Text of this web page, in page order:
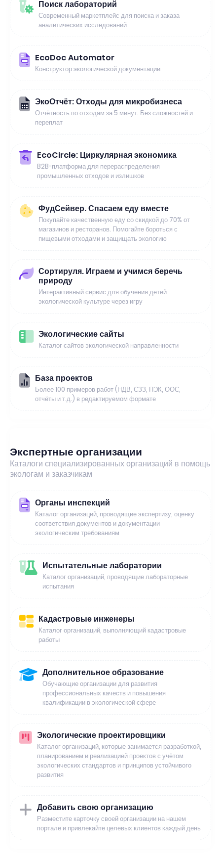
Поиск лабораторий
Современный маркетплейс для поиска и заказа
аналитических исследований
EcoDoc Automator
Конструктор экологической документации
ЭкоОтчёт: Отходы для микробизнеса
Отчётность по отходам за 5 минут. Без сложностей и
переплат
EcoCircle: Циркулярная экономика
B2B-платформа для перераспределения
промышленных отходов и излишков
ФудСейвер. Спасаем еду вместе
Покупайте качественную еду со скидкой до 70% от
магазинов и ресторанов. Помогайте бороться с
пищевыми отходами и защищать экологию
Сортируля. Играем и учимся беречь
природу
Интерактивный сервис для обучения детей
экологической культуре через игру
Экологические сайты
Каталог сайтов экологической направленности
База проектов
Более 100 примеров работ (НДВ, СЗЗ, ПЭК, ООС,
отчёты и т.д.) в редактируемом формате
Экспертные организации
Каталоги специализированных организаций в помощь
экологам и заказчикам
Органы инспекций
Каталог организаций, проводящие экспертизу, оценку
соответствия документов и документации
экологическим требованиям
Испытательные лаборатории
Каталог организаций, проводящие лабораторные
испытания
Кадастровые инженеры
Каталог организаций, выполняющий кадастровые
работы
Дополнительное образование
Обучающие организации для развития
профессиональных качеств и повышения
квалификации в экологической сфере
Экологические проектировщики
Каталог организаций, которые занимается разработкой,
планированием и реализацией проектов с учётом
экологических стандартов и принципов устойчивого
развития
Добавить свою организацию
Разместите карточку своей организации на нашем
портале и привлекайте целевых клиентов каждый день